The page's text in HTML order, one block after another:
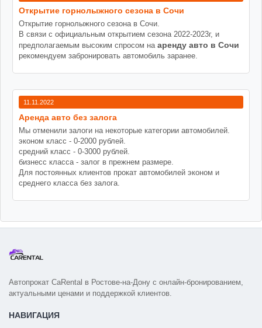
Открытие горнолыжного сезона в Сочи
Открытие горнолыжного сезона в Сочи.
В связи с официальным открытием сезона 2022-2023г, и
предполагаемым высоким спросом на аренду авто в Сочи
рекомендуем забронировать автомобиль заранее.
11.11.2022
Аренда авто без залога
Мы отменили залоги на некоторые категории автомобилей.
эконом класс - 0-2000 рублей.
средний класс - 0-3000 рублей.
бизнесс класса - залог в прежнем размере.
Для постоянных клиентов прокат автомобилей эконом и
среднего класса без залога.
Автопрокат CaRental в Ростове-на-Дону с онлайн-бронированием,
актуальными ценами и поддержкой клиентов.
НАВИГАЦИЯ